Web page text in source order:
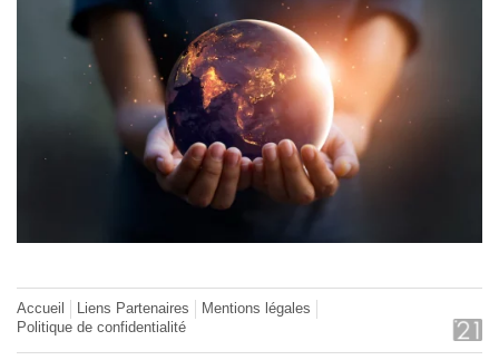
Accueil Liens Partenaires
Mentions légales
Politique de confidentialité